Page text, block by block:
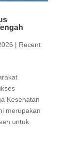
| Recent
Kesehatan
merupakan
untuk